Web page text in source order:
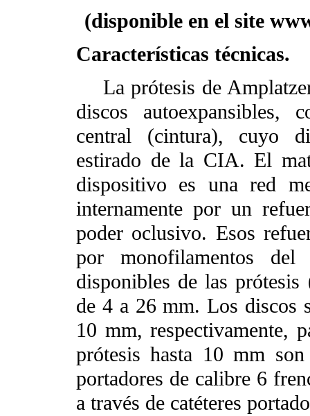
(disponible en el site
Características técnicas.
La prótesis de
discos autoexpansibles,
central (cintura), cuyo
estirado de la CIA. El
dispositivo es una red
internamente por un
poder oclusivo. Esos
por monofilamentos
disponibles de las
de 4 a 26 mm. Los discos
10 mm, respectivamente,
prótesis hasta 10 mm
portadores de calibre 6
a través de catéteres